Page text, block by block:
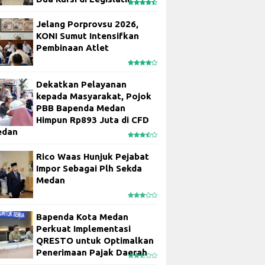
Jelang Porprovsu 2026,
KONI Sumut Intensifkan
Pembinaan Atlet
Dekatkan Pelayanan
kepada Masyarakat, Pojok
PBB Bapenda Medan
Himpun Rp893 Juta di CFD
Rico Waas Hunjuk Pejabat
Impor Sebagai Plh Sekda
Medan
Bapenda Kota Medan
Perkuat Implementasi
QRESTO untuk Optimalkan
Penerimaan Pajak Daerah